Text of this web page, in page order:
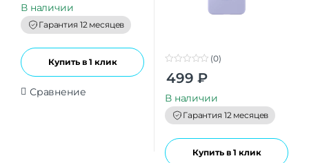
t
o
f
5
В наличии
Гарантия 12 месяцев
Купить в 1 клик
Сравнение
o
t
o
f
5
(0)
499 ₽
В наличии
Гарантия 12 месяцев
Купить в 1 клик